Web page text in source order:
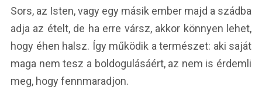
Sors, az Isten, vagy egy másik ember majd a szádba
adja az ételt, de ha erre vársz, akkor könnyen lehet,
hogy éhen halsz. Így működik a természet: aki saját
maga nem tesz a boldogulásáért, az nem is érdemli
meg, hogy fennmaradjon.